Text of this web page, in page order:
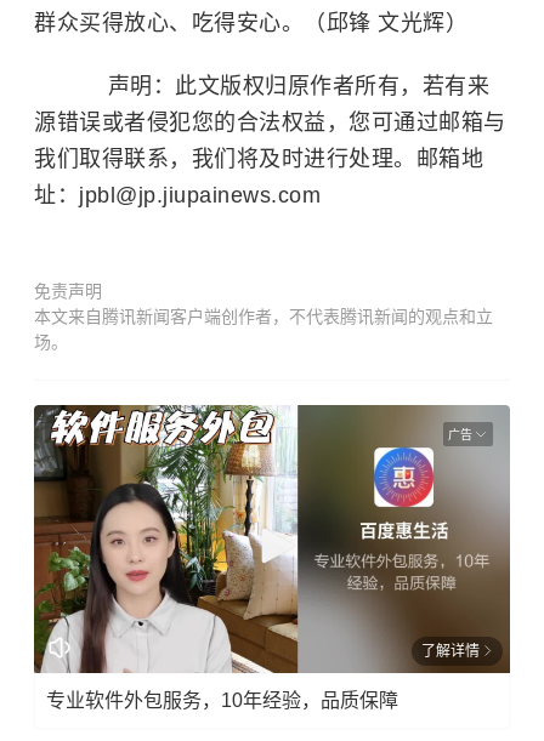
群众买得放心、吃得安心。（邱锋 文光辉）
声明：此文版权归原作者所有，若有来
源错误或者侵犯您的合法权益，您可通过邮箱与
我们取得联系，我们将及时进行处理。邮箱地
址：jpbl@jp.jiupainews.com
免责声明
本文来自腾讯新闻客户端创作者，不代表腾讯新闻的观点和立
场。
广告
了解详情
专业软件外包服务，10年经验，品质保障